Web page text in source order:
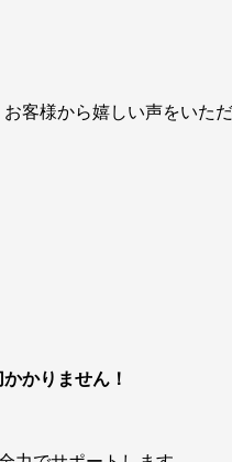
客様から嬉しい声をいた
かりません！